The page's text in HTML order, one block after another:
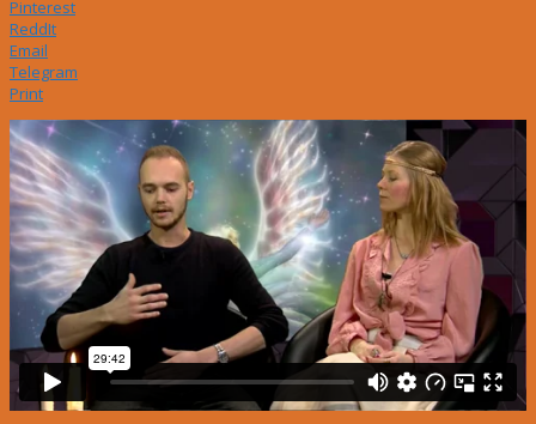
Pinterest
ReddIt
Email
Telegram
Print